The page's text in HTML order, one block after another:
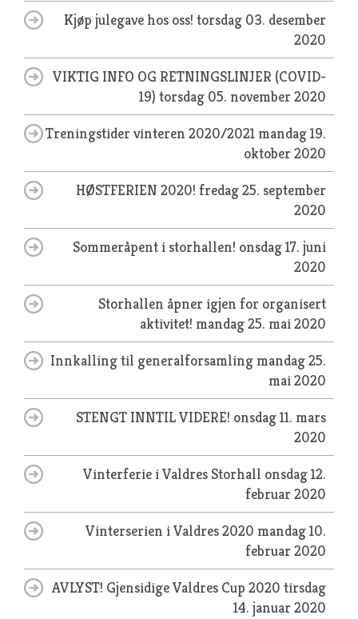
Kjøp julegave hos oss! torsdag 03. desember
2020
VIKTIG INFO OG RETNINGSLINJER (COVID-
19) torsdag 05. november 2020
Treningstider vinteren 2020/2021 mandag 19.
oktober 2020
HØSTFERIEN 2020! fredag 25. september
2020
Sommeråpent i storhallen! onsdag 17. juni
2020
Storhallen åpner igjen for organisert
aktivitet! mandag 25. mai 2020
Innkalling til generalforsamling mandag 25.
mai 2020
STENGT INNTIL VIDERE! onsdag 11. mars
2020
Vinterferie i Valdres Storhall onsdag 12.
februar 2020
Vinterserien i Valdres 2020 mandag 10.
februar 2020
AVLYST! Gjensidige Valdres Cup 2020 tirsdag
14. januar 2020